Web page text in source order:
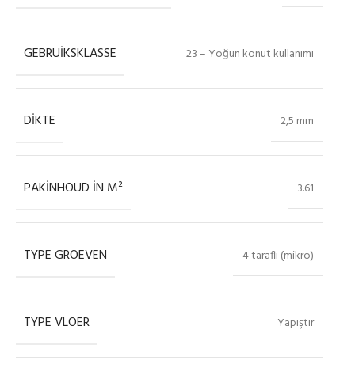
GEBRUIKSKLASSE 23 – Yoğun konut kullanımı
DIKTE 2,5 mm
PAKINHOUD IN M² 3.61
TYPE GROEVEN 4 taraflı (mikro)
TYPE VLOER Yapıştır